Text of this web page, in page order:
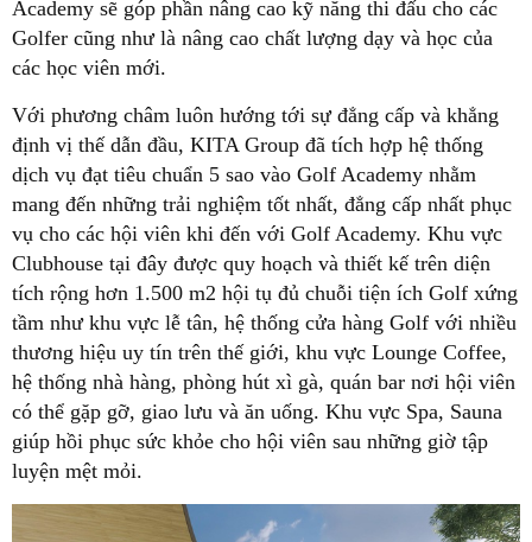
Academy sẽ góp phần nâng cao kỹ năng thi đấu cho các
Golfer cũng như là nâng cao chất lượng dạy và học của
các học viên mới.
Với phương châm luôn hướng tới sự đẳng cấp và khẳng
định vị thế dẫn đầu, KITA Group đã tích hợp hệ thống
dịch vụ đạt tiêu chuẩn 5 sao vào Golf Academy nhằm
mang đến những trải nghiệm tốt nhất, đẳng cấp nhất phục
vụ cho các hội viên khi đến với Golf Academy. Khu vực
Clubhouse tại đây được quy hoạch và thiết kế trên diện
tích rộng hơn 1.500 m2 hội tụ đủ chuỗi tiện ích Golf xứng
tầm như khu vực lễ tân, hệ thống cửa hàng Golf với nhiều
thương hiệu uy tín trên thế giới, khu vực Lounge Coffee,
hệ thống nhà hàng, phòng hút xì gà, quán bar nơi hội viên
có thể gặp gỡ, giao lưu và ăn uống. Khu vực Spa, Sauna
giúp hồi phục sức khỏe cho hội viên sau những giờ tập
luyện mệt mỏi.